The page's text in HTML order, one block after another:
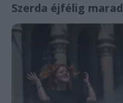
Szerda éjfélig